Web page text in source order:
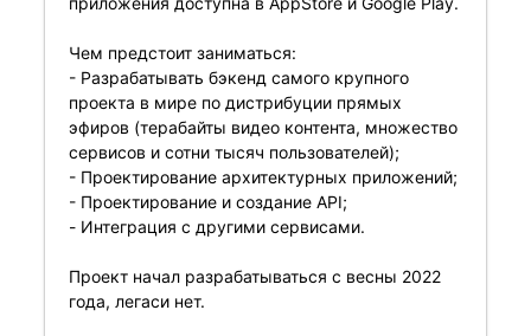
Чем предстоит заниматься:
- Разрабатывать бэкенд самого крупного
проекта в мире по дистрибуции прямых
эфиров (терабайты видео контента, множество
сервисов и сотни тысяч пользователей);
- Проектирование архитектурных приложений;
- Проектирование и создание API;
- Интеграция с другими сервисами.
Проект начал разрабатываться с весны 2022
года, легаси нет.